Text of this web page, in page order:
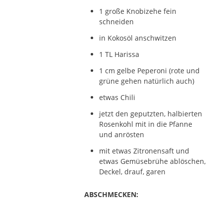
1 große Knobizehe fein
schneiden
in Kokosöl anschwitzen
1 TL Harissa
1 cm gelbe Peperoni (rote und
grüne gehen natürlich auch)
etwas Chili
jetzt den geputzten, halbierten
Rosenkohl mit in die Pfanne
und anrösten
mit etwas Zitronensaft und
etwas Gemüsebrühe ablöschen,
Deckel, drauf, garen
ABSCHMECKEN: